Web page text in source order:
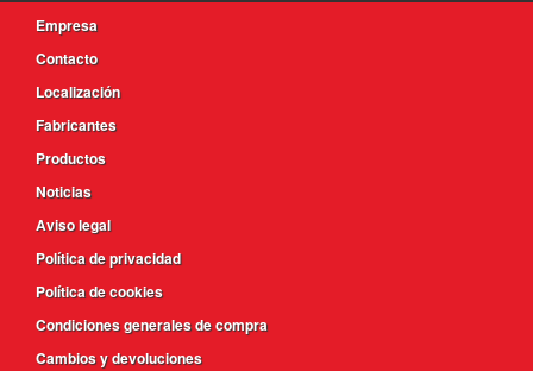
Empresa
Contacto
Localización
Fabricantes
Productos
Noticias
Aviso legal
Política de privacidad
Política de cookies
Condiciones generales de compra
Cambios y devoluciones